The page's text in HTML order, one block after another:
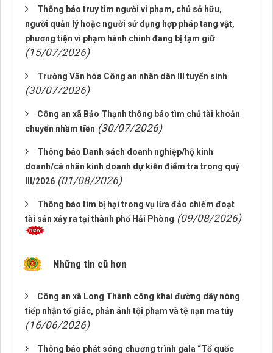
Thông báo truy tìm người vi phạm, chủ sở hữu,
người quản lý hoặc người sử dụng hợp pháp tang vật,
phương tiện vi phạm hành chính đang bị tạm giữ
(15/07/2026)
Trường Văn hóa Công an nhân dân III tuyển sinh
(30/07/2026)
Công an xã Bảo Thạnh thông báo tìm chủ tài khoản
chuyển nhầm tiền (30/07/2026)
Thông báo Danh sách doanh nghiệp/hộ kinh
doanh/cá nhân kinh doanh dự kiến điểm tra trong quý
III/2026 (01/08/2026)
Thông báo tìm bị hại trong vụ lừa đảo chiếm đoạt
tài sản xảy ra tại thành phố Hải Phòng (09/08/2026)
Những tin cũ hơn
Công an xã Long Thành công khai đường dây nóng
tiếp nhận tố giác, phản ánh tội phạm và tệ nạn ma túy
(16/06/2026)
Thông báo phát sóng chương trình gala “Tổ quốc